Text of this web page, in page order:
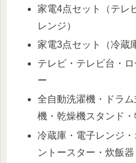
家電4点セット（テレ
レンジ）
家電3点セット（冷蔵
テレビ・テレビ台・
ー
全自動洗濯機・ドラ
機・乾燥機スタンド・
冷蔵庫・電子レンジ
ントースター・炊飯